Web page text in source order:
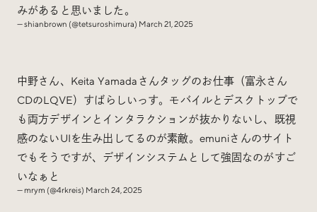
みがあると思いました。
— shianbrown (@tetsuroshimura) March 21, 2025
中野さん、Keita Yamadaさんタッグのお仕事（富永さん
CDのLQVE）すばらしいっす。モバイルとデスクトップで
も両方デザインとインタラクションが抜かりないし、既視
感のないUIを生み出してるのが素敵。emuniさんのサイト
でもそうですが、デザインシステムとして強固なのがすご
いなぁと
— mrym (@4rkreis) March 24, 2025